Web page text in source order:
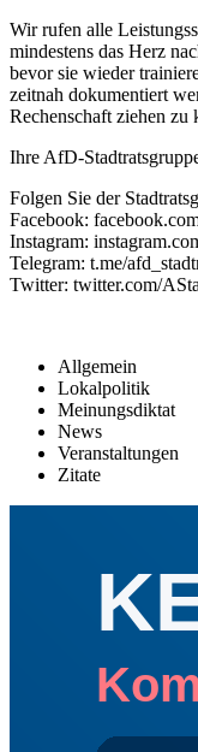
Wir rufen alle
mindestens das Herz
bevor sie wieder
zeitnah dokumentiert
Rechenschaft ziehen zu
Ihre AfD-
Folgen Sie der
Facebook:
Instagram:
Telegram: t.me/
Twitter: twitter.com/
Allgemein
Lokalpolitik
Meinungsdiktat
News
Veranstaltungen
Zitate